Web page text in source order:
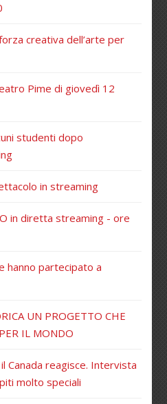
creativa dell’arte per
Pime di giovedì 12
studenti dopo
in streaming
in diretta streaming - ore
hanno partecipato a
UN PROGETTO CHE
IL MONDO
Canada reagisce. Intervista
molto speciali